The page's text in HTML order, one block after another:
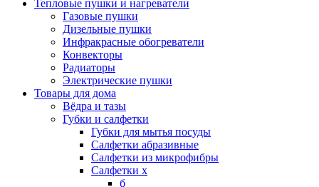
Тепловые пушки и нагреватели
Газовые пушки
Дизельные пушки
Инфракрасные обогреватели
Конвекторы
Радиаторы
Электрические пушки
Товары для дома
Вёдра и тазы
Губки и салфетки
Губки для мытья посуды
Салфетки абразивные
Салфетки из микрофибры
Салфетки х
б